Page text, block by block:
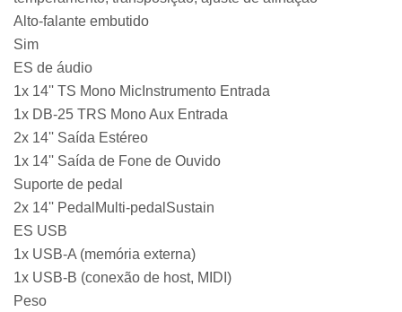
Alto-falante embutido
Sim
ES de áudio
1x 14'' TS Mono MicInstrumento Entrada
1x DB-25 TRS Mono Aux Entrada
2x 14'' Saída Estéreo
1x 14'' Saída de Fone de Ouvido
Suporte de pedal
2x 14'' PedalMulti-pedalSustain
ES USB
1x USB-A (memória externa)
1x USB-B (conexão de host, MIDI)
Peso